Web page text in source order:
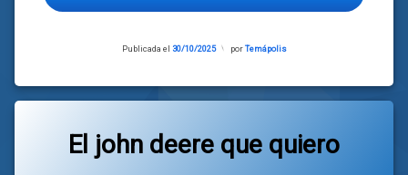
Publicada el 30/10/2025
Actualizado
porTemápolis
El john deere que quiero